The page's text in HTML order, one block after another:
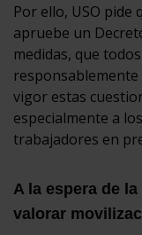
Por ello, USO pide
apruebe un
medidas, que
vigor estas
especialmente a
trabajadores en
A la espera de
valorar